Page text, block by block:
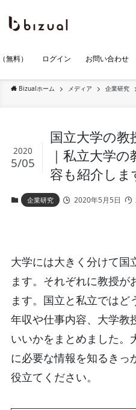
無料） ログイン お問い合わせ
Bizualホーム メディア 企業研究
国立大学の教
｜私立大学
容も紹介しま
2020
5/05
企業研究 2020年5月5日
大学には大きく分けて国
ます。それぞれに教授
ます。国立と私立では
年収や仕事内容、大学教
いいかをまとめました。
に必要な情報を知るきっ
役立てください。